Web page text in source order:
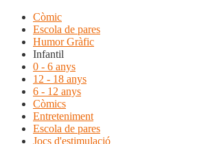
Còmic
Escola de pares
Humor Gràfic
Infantil
0 - 6 anys
12 - 18 anys
6 - 12 anys
Còmics
Entreteniment
Escola de pares
Jocs d'estimulació